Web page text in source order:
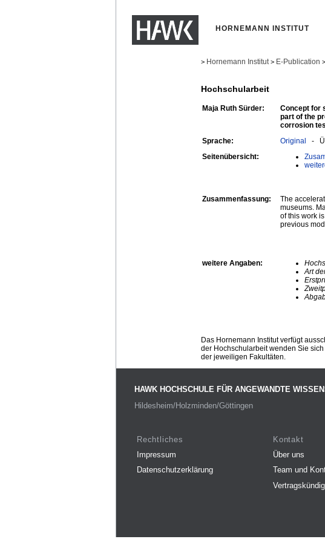
HORNEMANN INSTITUT
> Hornemann Institut > E-Publication >
Hochschularbeit
Maja Ruth Sürder:
Concept for
part of the
corrosion
Sprache: Original -
Seitenübersicht:
Zusammenfassung:
The
museums.
of this work
previous
weitere Angaben:
Art
Das Hornemann Institut verfügt
der Hochschularbeit wenden Sie
der jeweiligen Fakultäten.
HAWK HOCHSCHULE FÜR ANGEWANDTE
Hildesheim/Holzminden/Göttingen
Rechtliches
Impressum
Datenschutzerklärung
Kontakt
Über uns
Team und